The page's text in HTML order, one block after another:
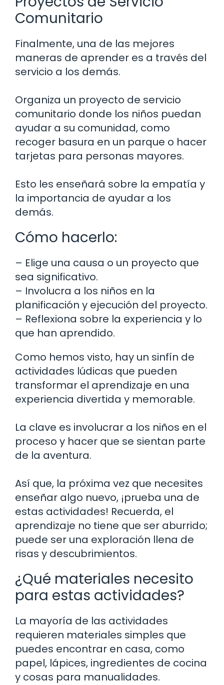
Comunitario
Finalmente, una de las mejores
maneras de aprender es a través del
servicio a los demás.
Organiza un proyecto de servicio
comunitario donde los niños puedan
ayudar a su comunidad, como
recoger basura en un parque o hacer
tarjetas para personas mayores.
Esto les enseñará sobre la empatía y
la importancia de ayudar a los
demás.
Cómo hacerlo:
– Elige una causa o un proyecto que
sea significativo.
– Involucra a los niños en la
planificación y ejecución del proyecto.
– Reflexiona sobre la experiencia y lo
que han aprendido.
Como hemos visto, hay un sinfín de
actividades lúdicas que pueden
transformar el aprendizaje en una
experiencia divertida y memorable.
La clave es involucrar a los niños en el
proceso y hacer que se sientan parte
de la aventura.
Así que, la próxima vez que necesites
enseñar algo nuevo, ¡prueba una de
estas actividades! Recuerda, el
aprendizaje no tiene que ser aburrido;
puede ser una exploración llena de
risas y descubrimientos.
¿Qué materiales necesito
para estas actividades?
La mayoría de las actividades
requieren materiales simples que
puedes encontrar en casa, como
papel, lápices, ingredientes de cocina
y cosas para manualidades.